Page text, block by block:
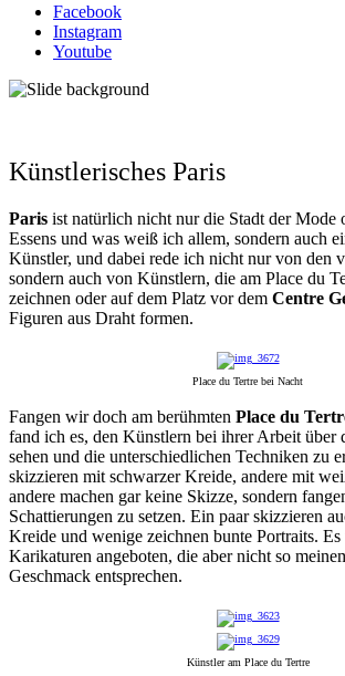
Facebook
Instagram
Youtube
Künstlerisches Paris
Paris ist natürlich nicht nur die Stadt der Mode
Essens und was weiß ich allem, sondern auch
Künstler, und dabei rede ich nicht nur von den
sondern auch von Künstlern, die am Place du
zeichnen oder auf dem Platz vor dem Centre
Figuren aus Draht formen.
Place du Tertre bei Nacht
Fangen wir doch am berühmten Place du
fand ich es, den Künstlern bei ihrer Arbeit über
sehen und die unterschiedlichen Techniken zu
skizzieren mit schwarzer Kreide, andere mit
andere machen gar keine Skizze, sondern
Schattierungen zu setzen. Ein paar skizzieren
Kreide und wenige zeichnen bunte Portraits. Es
Karikaturen angeboten, die aber nicht so
Geschmack entsprechen.
Künstler am Place du Tertre